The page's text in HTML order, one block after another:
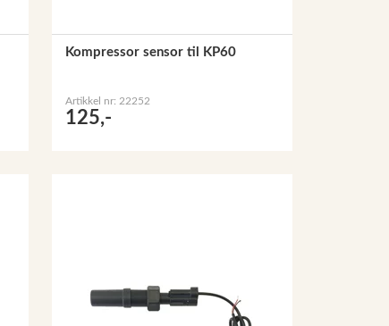
Kompressor sensor til KP60
Artikkel nr: 22252
125,-